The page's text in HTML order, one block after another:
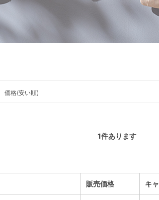
価格(安い順)
1件あります
販売価格 キ